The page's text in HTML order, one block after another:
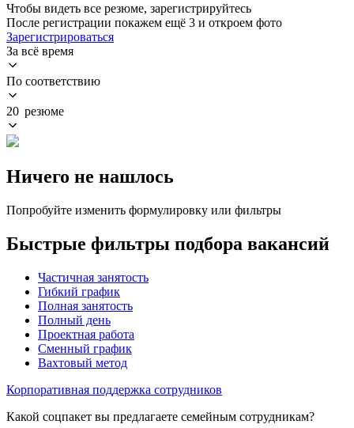
Чтобы видеть все резюме, зарегистрируйтесь
После регистрации покажем ещё 3 и откроем фото
Зарегистрироваться
За всё время
По соответствию
20 резюме
Ничего не нашлось
Попробуйте изменить формулировку или фильтры
Быстрые фильтры подбора вакансий
Частичная занятость
Гибкий график
Полная занятость
Полный день
Проектная работа
Сменный график
Вахтовый метод
Корпоративная поддержка сотрудников
Какой соцпакет вы предлагаете семейным сотрудникам?